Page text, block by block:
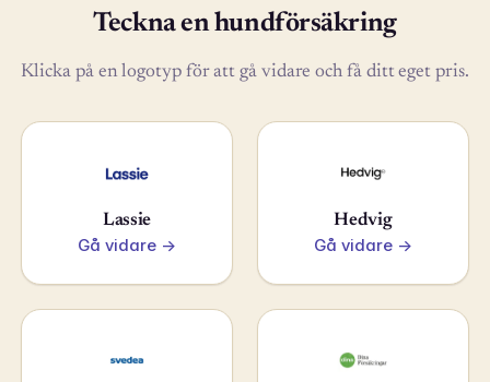
Teckna en hundförsäkring
Klicka på en logotyp för att gå vidare och få ditt eget pris.
Lassie
Gå vidare →
Hedvig
Gå vidare →